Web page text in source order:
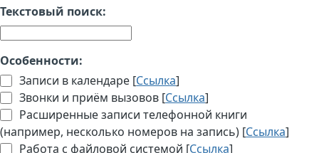
Текстовый поиск:
Особенности:
Записи в календаре [Ссылка]
Звонки и приём вызовов [Ссылка]
Расширенные записи телефонной книги
(например, несколько номеров на запись) [Ссылка]
Работа с файловой системой [Ссылка]